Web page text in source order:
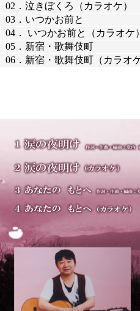
02． 泣きぼくろ（カラオケ）
03． いつかお前と
04．
いつかお前と（カラオケ
05． 新宿・歌舞伎町
06． 新宿・歌舞伎町（カラオ